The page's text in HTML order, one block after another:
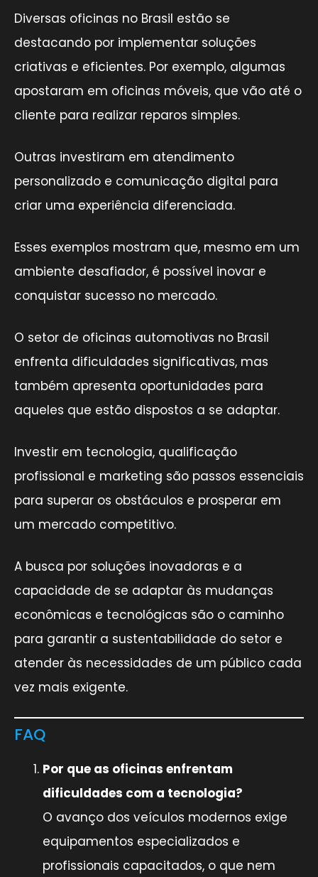
Diversas oficinas no Brasil estão se
destacando por implementar soluções
criativas e eficientes. Por exemplo, algumas
apostaram em oficinas móveis, que vão até o
cliente para realizar reparos simples.
Outras investiram em atendimento
personalizado e comunicação digital para
criar uma experiência diferenciada.
Esses exemplos mostram que, mesmo em um
ambiente desafiador, é possível inovar e
conquistar sucesso no mercado.
O setor de oficinas automotivas no Brasil
enfrenta dificuldades significativas, mas
também apresenta oportunidades para
aqueles que estão dispostos a se adaptar.
Investir em tecnologia, qualificação
profissional e marketing são passos essenciais
para superar os obstáculos e prosperar em
um mercado competitivo.
A busca por soluções inovadoras e a
capacidade de se adaptar às mudanças
econômicas e tecnológicas são o caminho
para garantir a sustentabilidade do setor e
atender às necessidades de um público cada
vez mais exigente.
FAQ
Por que as oficinas enfrentam
dificuldades com a tecnologia?
O avanço dos veículos modernos exige
equipamentos especializados e
profissionais capacitados, o que nem